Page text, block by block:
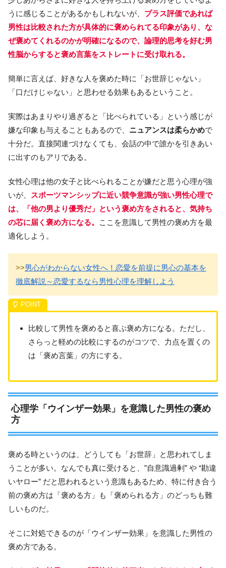
うに感じることがあるかもしれないが、 プラス評価であれば
男性は比較された方が具体的に褒められてる印象があり、な
ぜ褒めてくれるのかが明確になるので、論理的思考を好む男
性脳からすると褒め言葉をストレートに受け取れる。
簡単に言えば、好きな人を褒めた時に「お世辞じゃない」
「口だけじゃない」と思わせる効果もあるということ。
実際はあまりやり過ぎると「比べられている」という感じが
嫌な印象も与えることもあるので、 ニュアンスは柔らかめで
十分だ。直接関連づけなくても、会話の中で誰かを引きあい
に出すのもアリである。
女性心理は他の女子と比べられることが嫌だと思う心理が強
いが、
スポーツマンシップに近い競争意識が強い男性心理で
は、「他の男より優秀だ」という褒め方をされると、気持ち
の芯に届く褒め方になる。
ここを意識して男性の褒め方を最
適化しよう。
>>男心がわからない女性へ！恋愛を前提に男心の基本を
徹底解説～恋愛するなら男性心理を理解しよう
比較して男性を褒めると喜ぶ褒め方になる。ただし、
さらっと軽めの比較にするのがコツで、力点を置くの
は「褒め言葉」の方にする。
心理学「ウインザー効果」を意識した男性の褒め
方
褒める時というのは、どうしても「お世辞」と思われてしま
うことが多い。なんでも真に受けると、”自意識過剰” や “勘違
いヤロー” だと思われるという意識もあるため、特に付き合う
前の褒め方は「褒める方」も「褒められる方」のどっちも難
しいものだ。
そこに対処できるのが「ウインザー効果」を意識した男性の
褒め方である。